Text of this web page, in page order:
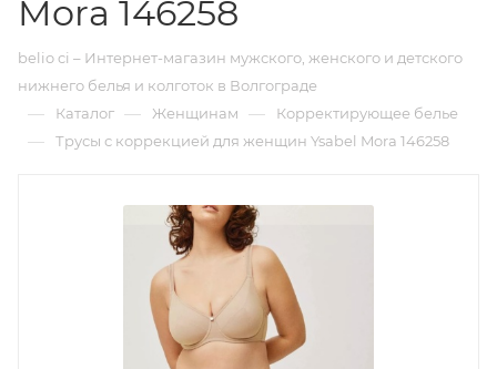
Mora 146258
belio ci – Интернет-магазин мужского, женского и детского
нижнего белья и колготок в Волгограде
— Каталог — Женщинам — Корректирующее белье
— Трусы с коррекцией для женщин Ysabel Mora 146258